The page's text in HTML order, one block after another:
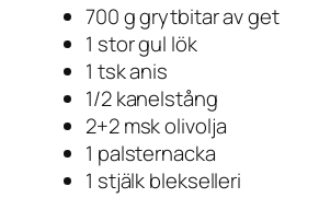
700 g grytbitar av get
1 stor gul lök
1 tsk anis
1/2 kanelstång
2+2 msk olivolja
1 palsternacka
1 stjälk blekselleri